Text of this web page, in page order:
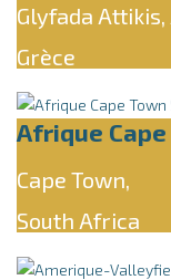
Glyfada
Grèce
Afrique
Cape Town,
South Africa